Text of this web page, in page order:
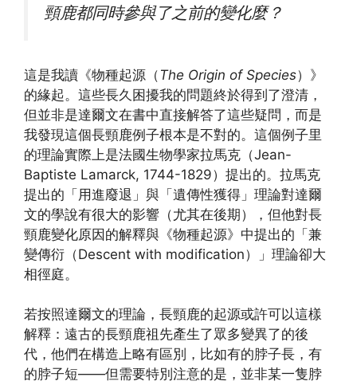
頸鹿都同時參與了之前的變化麼？
這是我讀《物種起源（ The Origin of Species）》
的緣起。這些長久困擾我的問題終於得到了澄清，
但並非是達爾文在書中直接解答了這些疑問，而是
我發現這個長頸鹿例子根本是不對的。這個例子里
的理論實際上是法國生物學家拉馬克（Jean-
Baptiste Lamarck, 1744-1829）提出的。拉馬克
提出的「用進廢退」與「遺傳性獲得」理論對達爾
文的學說有很大的影響（尤其在後期），但他對長
頸鹿變化原因的解釋與《物種起源》中提出的「兼
變傳衍（Descent with modification）」理論卻大
相徑庭。
若按照達爾文的理論，長頸鹿的起源或許可以這樣
解釋：遠古的長頸鹿祖先產生了眾多變異了的後
代，他們在構造上略有區別，比如有的脖子長，有
的脖子短——但需要特別注意的是，並非某一隻脖